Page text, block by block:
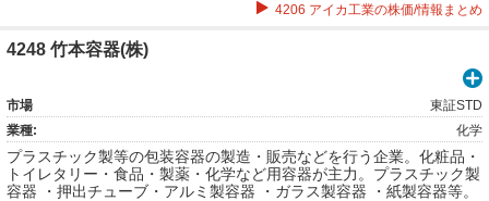
4206 アイカ工業の株価/情報まとめ
4248 竹本容器(株)
市場
東証STD
業種:
化学
プラスチック製等の包装容器の製造・販売などを行う企業。化粧品・
トイレタリー・食品・製薬・化学など用容器が主力。プラスチック製
容器 ・押出チューブ・アルミ製容器 ・ガラス製容器 ・紙製容器等。